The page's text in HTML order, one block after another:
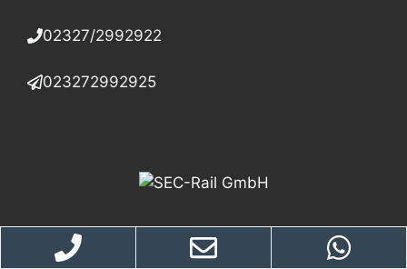
02327/2992922
023272992925